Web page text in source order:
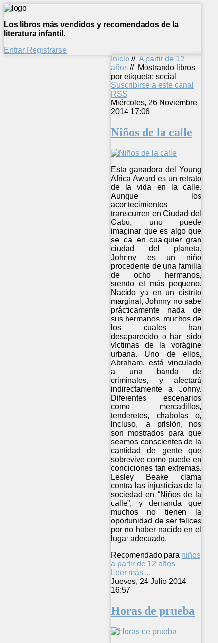
Los libros más vendidos y recomendados de la
literatura infantil.
Entrar Registrarse
Inicio // A partir de 12
años // Mostrando libros
por etiqueta: social
Suscribirse a este canal
RSS
Miércoles, 26 Noviembre
2014 17:06
Niños de la calle
Esta ganadora del Young
Africa Award es un retrato
de la vida en la calle.
Aunque los
acontecimientos
transcurren en Ciudad del
Cabo, uno puede
imaginar que es algo que
se da en cualquier gran
ciudad del planeta.
Johnny es un niño
procedente de una familia
de ocho hermanos,
siendo el más pequeño.
Nacido ya en un distrito
marginal, Johnny no sabe
prácticamente nada de
sus hermanos, muchos de
los cuales han
desaparecido o han sido
víctimas de la vorágine
urbana. Uno de ellos,
Abraham, está vinculado
a una banda de
criminales, y afectará
indirectamente a Johny.
Diferentes escenarios
como mercadillos,
tenderetes, chabolas o,
incluso, la prisión, nos
son mostrados para que
seamos conscientes de la
cantidad de gente que
sobrevive como puede en
condiciones tan extremas.
Lesley Beake clama
contra las injusticias de la
sociedad en “Niños de la
calle”, y demanda que
muchos no tienen la
oportunidad de ser felices
por no haber nacido en el
lugar adecuado.
Recomendado para niños
a partir de 12 años
Leer más ...
Jueves, 24 Julio 2014
16:57
Horas de prueba